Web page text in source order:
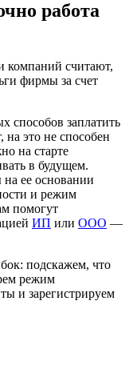
работа
компаний считают,
фирмы за счет
способов заплатить
на это не способен
на старте
в будущем.
ее основании
и режим
помогут
ИП или ООО —
подскажем, что
режим
и зарегистрируем